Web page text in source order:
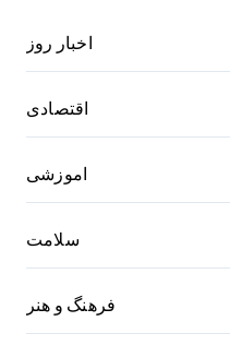
اخبار روز
اقتصادی
اموزشی
سلامت
فرهنگ و هنر